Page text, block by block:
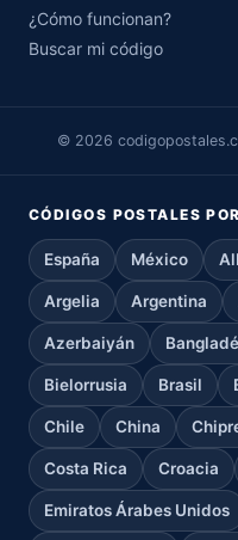
¿Cómo funcionan?
Buscar mi código
© 2026
CÓDIGOS POSTALES
España México
Argelia Argentina
Azerbaiyán
Bielorrusia Brasil
Chile China
Costa Rica Croacia
Emiratos Árabes Unidos